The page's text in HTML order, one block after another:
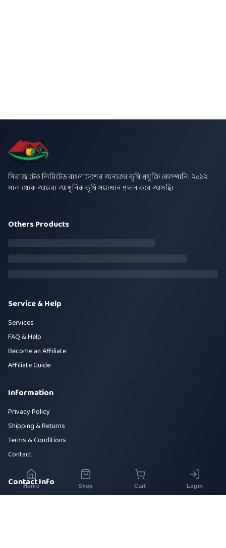
সিরাজ টেক লিমিটেড বাংলাদেশের অন্যতম কৃষি প্রযুক্তি কোম্পানি। ২০১২
সাল থেকে আমরা আধুনিক কৃষি সমাধান প্রদান করে আসছি।
Others Products
Service & Help
Services
FAQ & Help
Become an Affiliate
Affiliate Guide
Information
Privacy Policy
Shipping & Returns
Terms & Conditions
Contact
Contact Info
Home Shop Cart Login